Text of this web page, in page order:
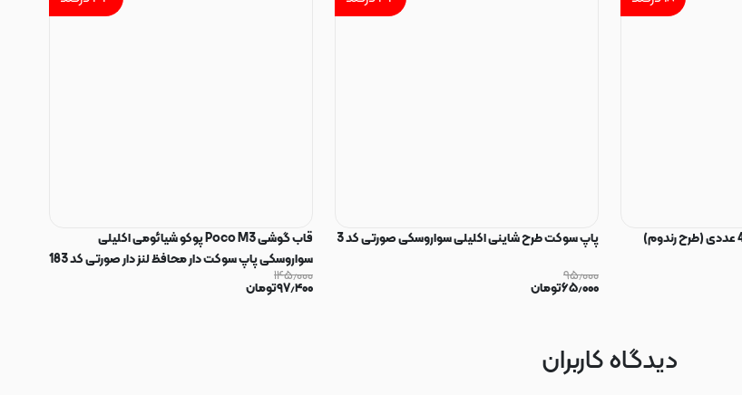
پاپ سوکت طرح شاینی اکلیلی سواروسکی صورتی کد 3
۹۵٫۰۰۰
۶۵٫۰۰۰تومان
قاب گوشی Poco M3 پوکو شیائومی اکلیلی
سواروسکی پاپ سوکت دار محافظ لنز دار صورتی کد 183
۱۴۵٫۰۰۰
۹۷٫۴۰۰تومان
دیدگاه کاربران